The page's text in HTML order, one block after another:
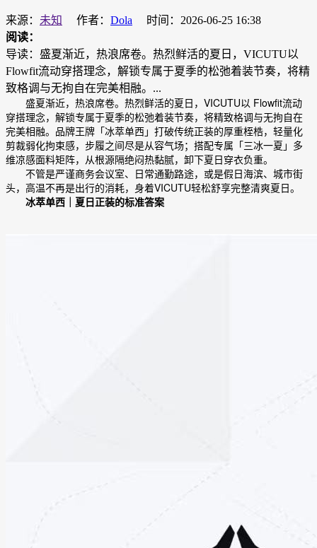
来源： 未知 作者： Dola
时间：2026-06-25 16:38
阅读：
导读：盛夏渐近，热浪席卷。热烈鲜活的夏日，VICUTU以
Flowfit流动穿搭理念，解锁专属于夏季的松弛着装节奏，将精
致格调与无拘自在完美相融。...
盛夏渐近，热浪席卷。热烈鲜活的夏日，VICUTU以 Flowfit流动
穿搭理念，解锁专属于夏季的松弛着装节奏，将精致格调与无拘自在
完美相融。品牌王牌「冰萃单西」打破传统正装的厚重桎梏，轻量化
剪裁弱化拘束感，步履之间尽是从容气场；搭配专属「三冰一夏」多
维凉感面料矩阵，从根源隔绝闷热黏腻，卸下夏日穿衣负重。
不管是严谨商务会议室、日常通勤路途，或是假日海滨、城市街
头，高温不再是出行的消耗，身着VICUTU轻松舒享完整清爽夏日。
冰萃单西｜夏日正装的标准答案